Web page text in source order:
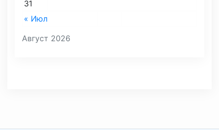
Август 2026
« Июл
31